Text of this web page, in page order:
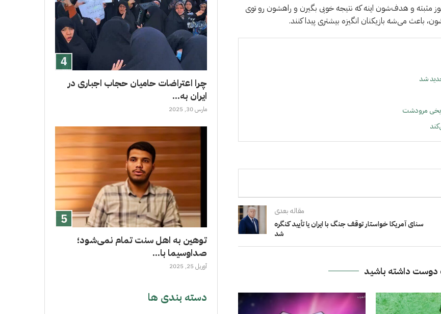
مثبته و هدف‌شون اینه که نتیجه خوبی بگیرن و راهشون رو توی
باعث می‌شه بازیکنان انگیزه بیشتری پیدا کنند.
شد
مرودشت
مقاله بعدی
سنای آمریکا خواستار توقف جنگ با ایران یا تأیید کنگره
شد
داشته باشید
چرا اعتراضات حامیان حجاب اجباری در
ایران به...
مارس 30, 2025
توهین به اهل سنت تمام نمی‌شود؛
صداوسیما با...
آوریل 25, 2025
دسته بندی ها